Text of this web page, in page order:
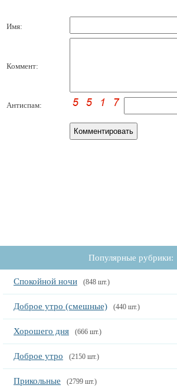
Имя:
Коммент:
Антиспам:
Популярные рубрики:
Спокойной ночи (848 шт.)
Доброе утро (смешные) (440 шт.)
Хорошего дня (666 шт.)
Доброе утро (2150 шт.)
Прикольные (2799 шт.)